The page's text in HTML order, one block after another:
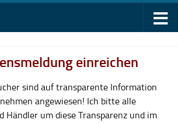
einreichen
sind auf transparente Information
angewiesen! Ich bitte alle
Händler um diese Transparenz und im